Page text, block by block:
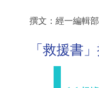
撰文：經一編輯
「救援書